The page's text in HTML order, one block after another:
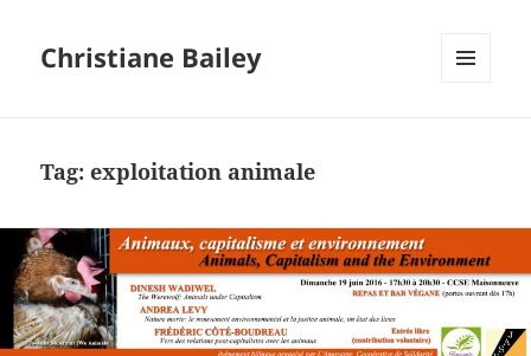
Christiane Bailey
Tag:exploitation animale